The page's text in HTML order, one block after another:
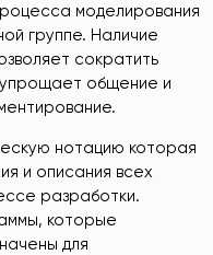
моделирования
группе. Наличие
сократить
общение и
нотацию которая
и описания всех
разработки.
которые
для